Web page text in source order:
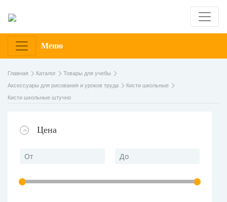
Меню
Главная Каталог
Товары для учебы
Аксессуары для рисования и уроков труда
Кисти школьные
Кисти школьные штучно
Цена